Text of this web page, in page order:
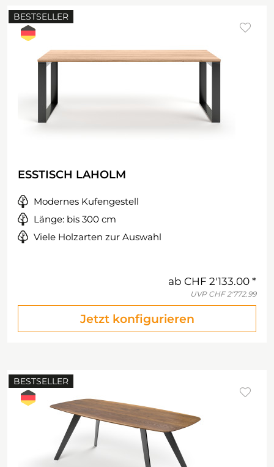
BESTSELLER
ESSTISCH LAHOLM
Modernes Kufengestell
Länge: bis 300 cm
Viele Holzarten zur Auswahl
ab CHF 2'133.00
UVP CHF 2'772.99
Jetzt konfigurieren
BESTSELLER